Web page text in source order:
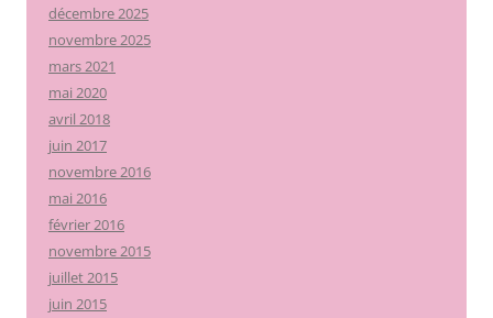
décembre 2025
novembre 2025
mars 2021
mai 2020
avril 2018
juin 2017
novembre 2016
mai 2016
février 2016
novembre 2015
juillet 2015
juin 2015